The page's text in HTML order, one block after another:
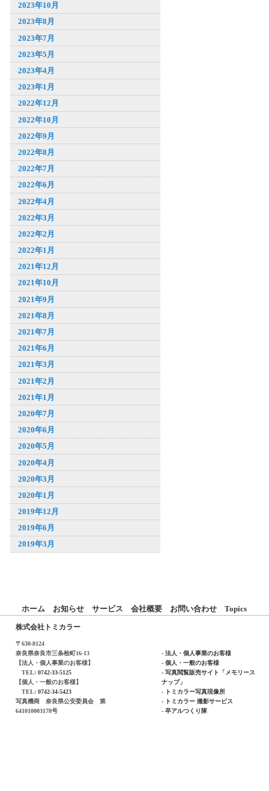
2023年10月
2023年8月
2023年7月
2023年5月
2023年4月
2023年1月
2022年12月
2022年10月
2022年9月
2022年8月
2022年7月
2022年6月
2022年4月
2022年3月
2022年2月
2022年1月
2021年12月
2021年10月
2021年9月
2021年8月
2021年7月
2021年6月
2021年3月
2021年2月
2021年1月
2020年7月
2020年6月
2020年5月
2020年4月
2020年3月
2020年1月
2019年12月
2019年6月
2019年3月
ホーム お知らせ サービス 会社概要 お問い合わせ Topics
株式会社トミカラー
〒630-8124
奈良県奈良市三条桧町16-13
【法人・個人事業のお客様】
TEL: 0742-33-5125
【個人・一般のお客様】
TEL: 0742-34-5423
写真機商 奈良県公安委員会 第
641010003178号
- 法人・個人事業のお客様
- 個人・一般のお客様
- 写真閲覧販売サイト「メモリース
ナップ」
- トミカラー写真現像所
- トミカラー 撮影サービス
- 卒アルつくり隊